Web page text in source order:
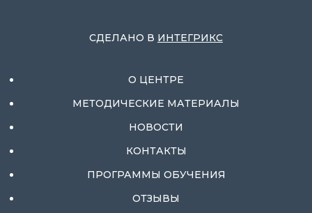
СДЕЛАНО В ИНТЕГРИКС
О ЦЕНТРЕ
МЕТОДИЧЕСКИЕ МАТЕРИАЛЫ
НОВОСТИ
КОНТАКТЫ
ПРОГРАММЫ ОБУЧЕНИЯ
ОТЗЫВЫ